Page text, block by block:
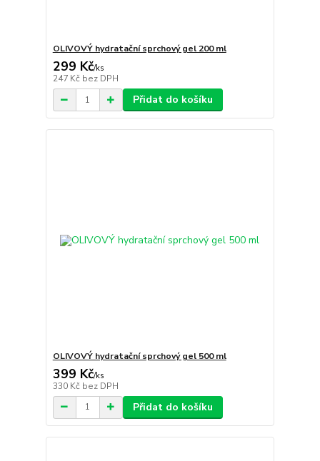
OLIVOVÝ hydratační sprchový gel 200 ml
299 Kč/ks
247 Kč bez DPH
Přidat do košíku
OLIVOVÝ hydratační sprchový gel 500 ml
399 Kč/ks
330 Kč bez DPH
Přidat do košíku